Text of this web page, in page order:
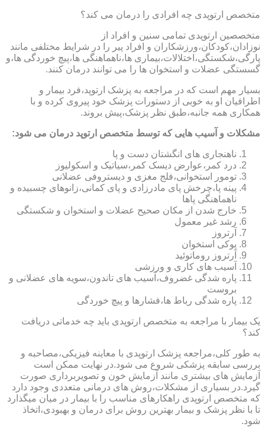
متخصص ارتوپدی چه افرادی را درمان می کند؟
متخصصین ارتوپدی تمامی سنین و افراد از
نوزادان،کودکان،ورزشکاران و افراد پیر را در شرایط مختلفی مانند
پارگی،شکستگی،اختلالات،بیماری ها،ناهماهنگی ها،پیچ خوردگی ها،و
گسستگی عضلات و استخوان ها را می توانند درمان کنند.
بسیار مهم است که در مراجعه به پزشک ارتوپد،فرد بیمار و
اطرافیان او به خوبی از دستورات پزشک خود پیروی کرده و با
همکاری همه جانبه،طبق نظر پزشک،پیش بروند.
مشکلات و آسیب هایی که توسط متخصص ارتوپد درمان می شود:
ناهنجاری های انگشتان دست و پا
درد کمر،عوارض دیسک کمر،سیاتیک و اسکولیوز
تومور استخوانی،فلج مغزی و دیستروفی عضلانی
پینه پا،چرخش پای مادرزادی و پای کمانی،زانوهای چسبیده و
ناهماهنگی پاها
خارج شدن از مکان صحیح عضلات و استخوان و شکستگی
رشد غیر معمول
آرتروز
پوکی استخوان
آرتروز روماتوئید
آسیب های کاری و ورزشی
پاره شدگی غضروف،آسیب های تاندون،سویه های عضلانی و
بروست
پاره شدگی رباط ها،فشارها و پیچ خوردگی
یک بیمار با مراجعه به متخصص ارتوپدی باید چه خدماتی دریافت
کند؟
به طور کلی،مراجعه پزشک ارتوپدی با معاینه فیزیکی،مصاحبه و
بررسی سابقه پزشکی شروع می شود.در نهایت ممکن است
آزمایش های بیشتری مانند آزمایش خون و تصویربرداری صورت
گیرد.در بسیاری از مشکلات،روش های درمانی متعددی وجود دارد
که متخصص ارتوپدی راهکارهای مناسب را با بیمار در میان میگذارد
تا با نظر پزشک و بیمار بهترین روش برای درمان و بهبودی،اتخاذ
شود.